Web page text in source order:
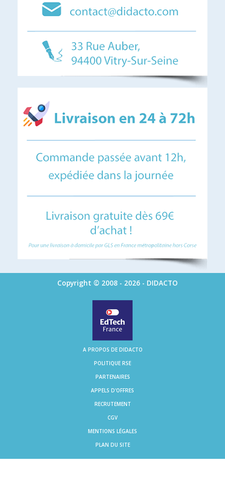
Copyright © 2008 - 2026 - DIDACTO
A PROPOS DE DIDACTO
POLITIQUE RSE
PARTENAIRES
APPELS D'OFFRES
RECRUTEMENT
CGV
MENTIONS LÉGALES
PLAN DU SITE